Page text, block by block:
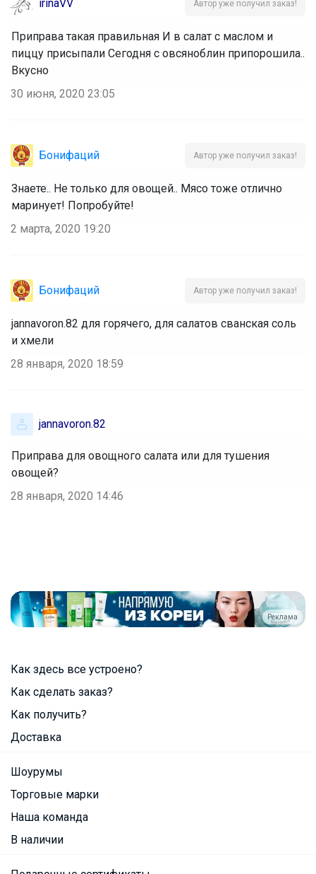
irinaVV Автор уже получил заказ!
Приправа такая правильная И в салат с маслом и
пиццу присыпали Сегодня с овсяноблин припорошила..
Вкусно
30 июня, 2020 23:05
Бонифаций Автор уже получил заказ!
Знаете.. Не только для овощей.. Мясо тоже отлично
маринует! Попробуйте!
2 марта, 2020 19:20
Бонифаций Автор уже получил заказ!
jannavoron.82 для горячего, для салатов сванская соль
и хмели
28 января, 2020 18:59
jannavoron.82
Приправа для овощного салата или для тушения
овощей?
28 января, 2020 14:46
Реклама
Как здесь все устроено?
Как сделать заказ?
Как получить?
Доставка
Шоурумы
Торговые марки
Наша команда
В наличии